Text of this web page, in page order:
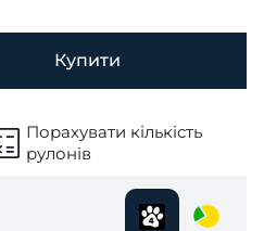
Купити
Порахувати кількість
рулонів